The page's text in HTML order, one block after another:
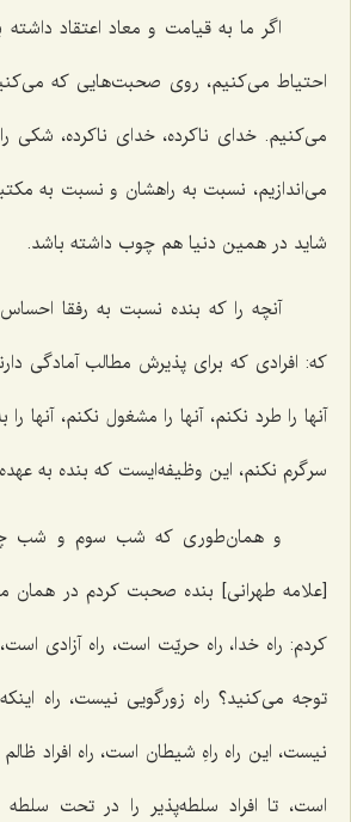
اگر ما به قیامت و معاد اعتقاد
احتیاط می‌كنیم، روی صحبت‌هایی كه
می‌كنیم. خدای ناكرده، خدای ناكرده، شكی
می‌اندازیم، نسبت به راهشان و نسبت به
شاید در همین دنیا هم چوب داشته باشد.
آنچه را كه بنده نسبت به رفقا
كه: افرادی كه برای پذیرش مطالب آمادگی
آنها را طرد نكنم، آنها را مشغول نكنم،
سرگرم نكنم، این وظیفه‌ایست كه بنده به
و همان‌طوری كه شب سوم و شب
[علامه طهرانی] بنده صحبت كردم در
كردم: راه خدا، راه حریّت است، راه آزادی
توجه می‌كنید؟ راه زورگویی نیست، راه
نیست، این راه راهِ شیطان است، راه افراد
است، تا افراد سلطه‌پذیر را در تحت سلطه